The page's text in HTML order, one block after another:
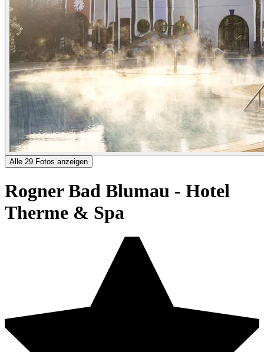
Alle 29 Fotos anzeigen
Rogner Bad Blumau - Hotel
Therme & Spa